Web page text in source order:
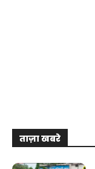
ताज़ा खबरे